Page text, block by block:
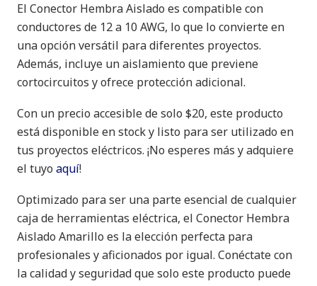
El Conector Hembra Aislado es compatible con
conductores de 12 a 10 AWG, lo que lo convierte en
una opción versátil para diferentes proyectos.
Además, incluye un aislamiento que previene
cortocircuitos y ofrece protección adicional.
Con un precio accesible de solo $20, este producto
está disponible en stock y listo para ser utilizado en
tus proyectos eléctricos. ¡No esperes más y adquiere
el tuyo aquí!
Optimizado para ser una parte esencial de cualquier
caja de herramientas eléctrica, el Conector Hembra
Aislado Amarillo es la elección perfecta para
profesionales y aficionados por igual. Conéctate con
la calidad y seguridad que solo este producto puede